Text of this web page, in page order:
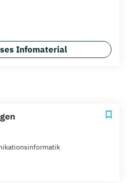
Infomaterial